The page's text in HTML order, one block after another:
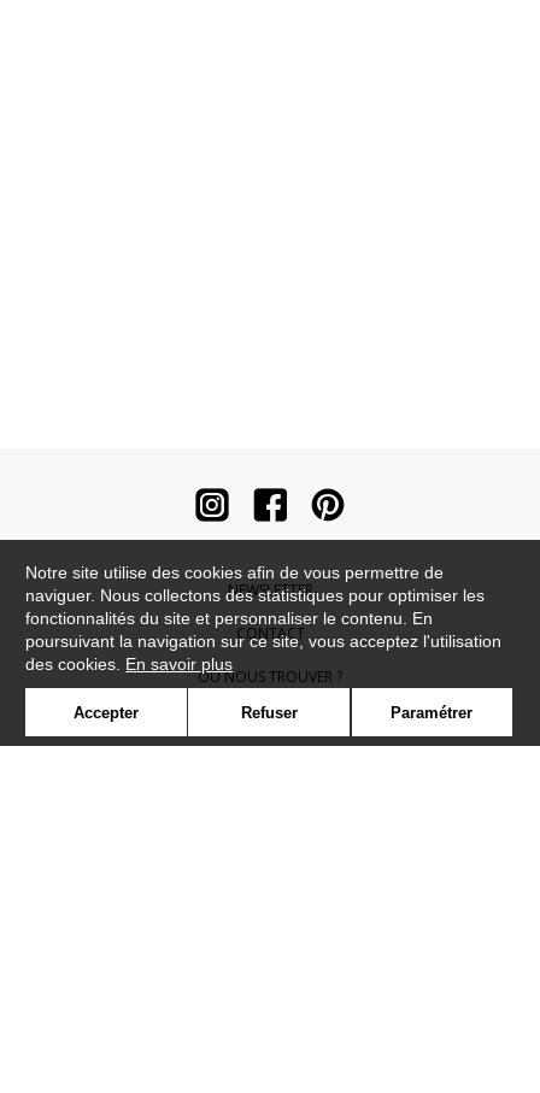
NEWSLETTER
CONTACT
OÙ NOUS TROUVER ?
CONTRACT
Notre site utilise des cookies afin de vous permettre de
naviguer. Nous collectons des statistiques pour optimiser les
fonctionnalités du site et personnaliser le contenu. En
poursuivant la navigation sur ce site, vous acceptez l'utilisation
des cookies. En savoir plus
Accepter Refuser Paramétrer